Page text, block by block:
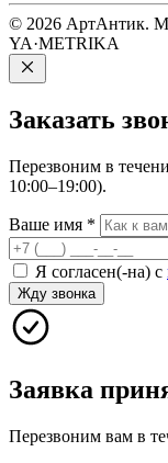
© 2026 АртАнтик.
YA·METRIKA
Заказать
Перезвоним в
10:00–19:00).
Ваше имя *
Я согласен(-на) с
Жду звонка
Заявка
Перезвоним вам в